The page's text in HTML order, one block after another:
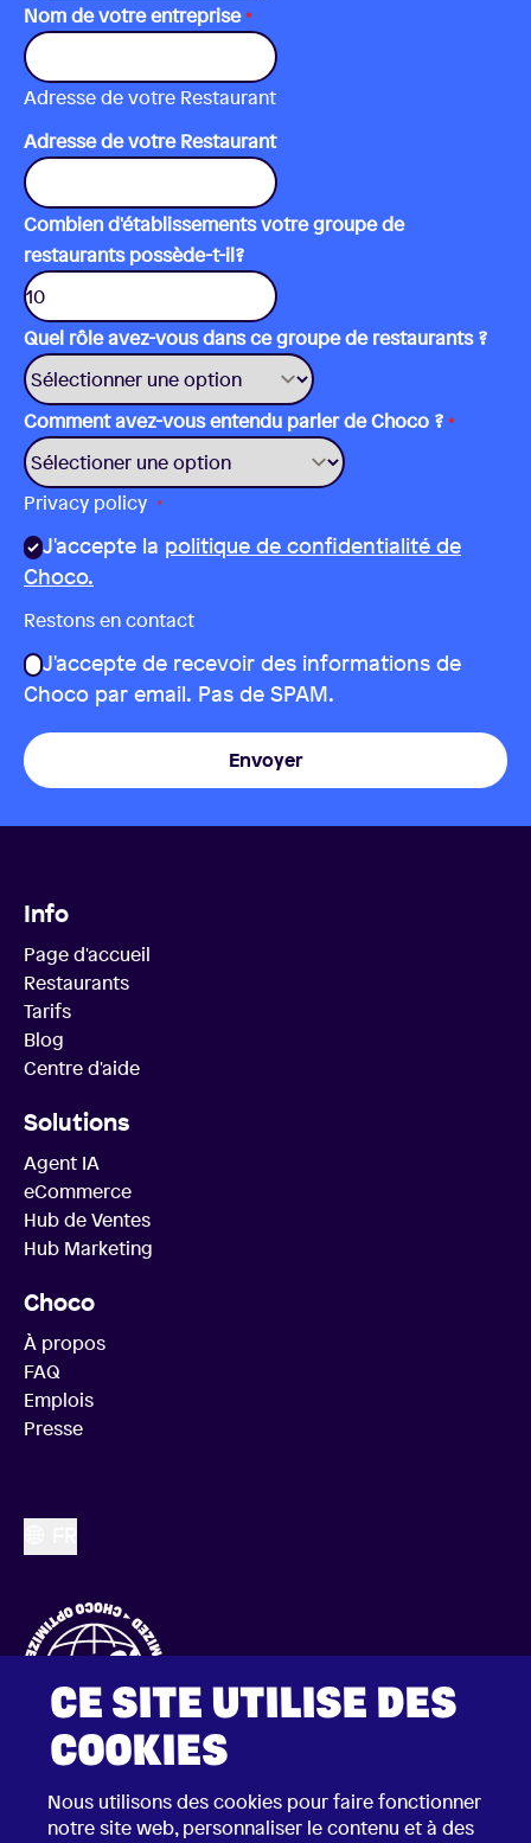
CE SITE UTILISE DES
COOKIES
Nous utilisons des cookies pour faire fonctionner
notre site web, personnaliser le contenu et à des
Nom de votre entreprise*
Adresse de votre Restaurant
Adresse de votre Restaurant
Combien d'établissements votre groupe de
restaurants possède-t-il?
Quel rôle avez-vous dans ce groupe de restaurants ?
Comment avez-vous entendu parler de Choco ? *
Privacy policy *
J'accepte la politique de confidentialité de
Choco.
Restons en contact
J'accepte de recevoir des informations de
Choco par email. Pas de SPAM.
Envoyer
Info
Page d'accueil
Restaurants
Tarifs
Blog
Centre d'aide
Solutions
Agent IA
eCommerce
Hub de Ventes
Hub Marketing
Choco
À propos
FAQ
Emplois
Presse